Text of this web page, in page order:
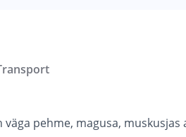
väga pehme, magusa,